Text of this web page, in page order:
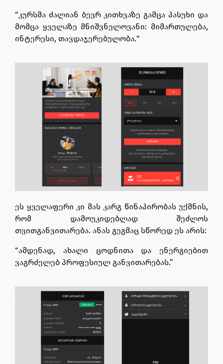
“ კურსმა ძალიან ბევრ კითხვაზე გამცა პასუხი და
მომცა ყველაზე მნიშვნელოვანი: მიმართულება,
ინტერესი, თავდაჯერებულობა.“
ეს ყველაფერი კი მას კარგ წინაპირობას უქმნის,
რომ დამოუკიდებლად შეძლოს
თვითგანვითარება. ანას გეგმაც სწორედ ეს არის:
“ამდენად, ახალი ცოდნითა და ენერგიებით
ვაგრძელებ პროფესიულ განვითარებას.”